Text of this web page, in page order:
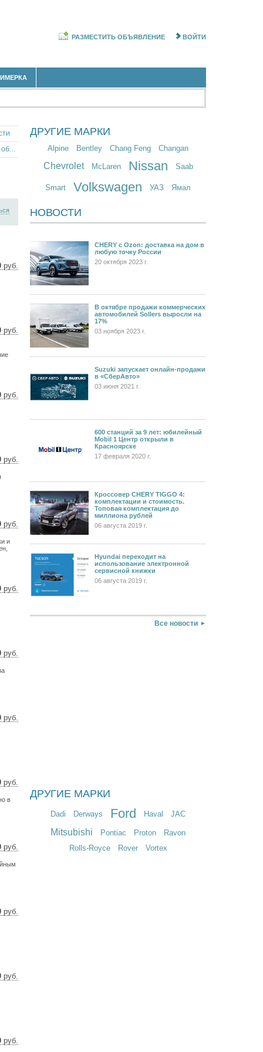
РАЗМЕСТИТЬ ОБЪЯВЛЕНИЕ ВОЙТИ
Внедорожник Тойота РАВ 4 в Белгородской области
руб.
€
руб.
руб.
руб.
руб.
и
руб.
руб.
€
руб.
руб.
€в
руб.
€
руб.
руб.
руб.
ДРУГИЕ МАРКИ
Alpine Bentley Chang Feng Changan
Chevrolet McLaren Nissan Saab
Smart Volkswagen УАЗ Ямал
НОВОСТИ
CHERY c Ozon: доставка на дом в
любую точку России
20 октября 2023 г.
В октябре продажи коммерческих
автомобилей Sollers выросли на
17%
03 ноября 2023 г.
Suzuki запускает онлайн-продажи
в «СберАвто»
03 июня 2021 г.
600 станций за 9 лет: юбилейный
Mobil 1 Центр открыли в
Красноярске
17 февраля 2020 г.
Кроссовер CHERY TIGGO 4:
комплектации и стоимость.
Топовая комплектация до
миллиона рублей
06 августа 2019 г.
Hyundai переходит на
использование электронной
сервисной книжки
06 августа 2019 г.
Все новости
ДРУГИЕ МАРКИ
Dadi Derways Ford Haval JAC
Mitsubishi Pontiac Proton
Ravon
Rolls-Royce
Rover Vortex